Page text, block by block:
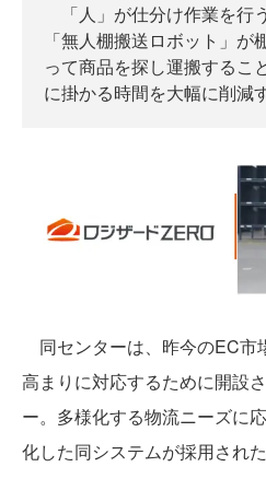
「人」が仕分け作業を行
「無人棚搬送ロボット」
って商品を探し運搬するこ
に掛かる時間を大幅に削減
同センターは、昨今のEC市
高まりに対応するために開設
ー。多様化する物流ニーズに
化した同システムが採用された